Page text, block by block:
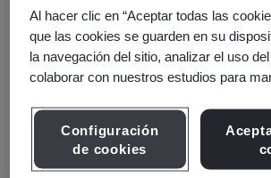
Early Bird Price*
USD $1180.00
Upcoming Sessions
Sep 22-23, 2026 - Live Online -
Full Day
Al hacer clic en “Aceptar todas las
que las cookies se guarden en su
la navegación del sitio, analizar el uso
colaborar con nuestros estudios para
Configuración
de cookies